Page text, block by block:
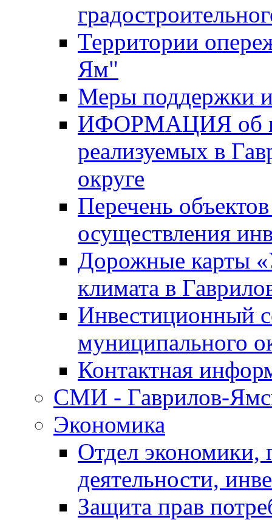
Территории
Ям"
Меры поддержки
ИФОРМАЦИЯ об
реализуемых в
округе
Перечень
осуществления
Дорожные карты
климата в
Инвестиционный
муниципального
Контактная
СМИ - Гаврилов-
Экономика
Отдел экономики,
деятельности,
Защита прав